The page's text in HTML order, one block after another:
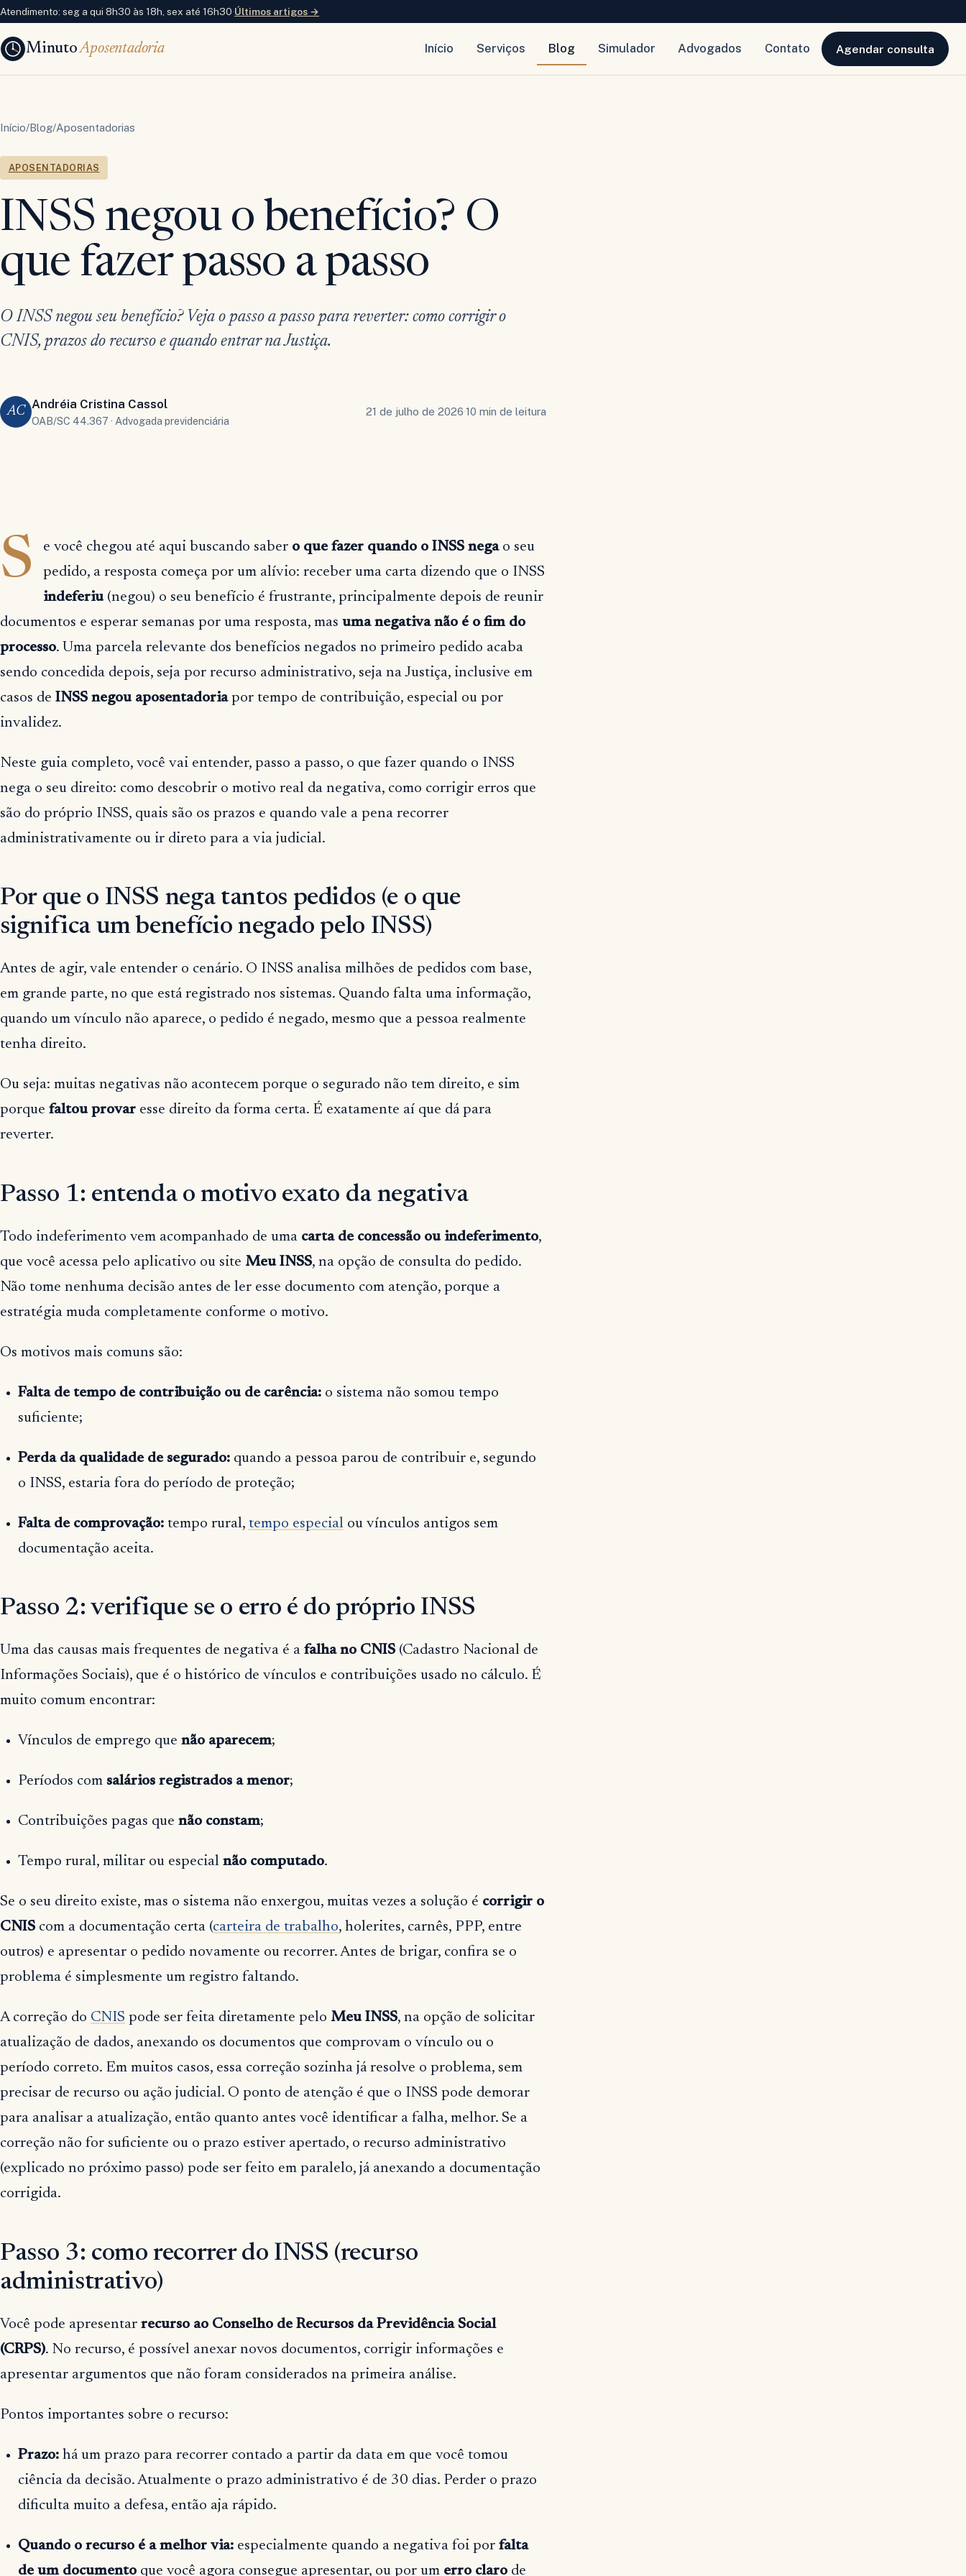
Atendimento: seg a qui 8h30 às 18h, sex até 16h30·Últimos artigos →
MinutoAposentadoria Início Serviços Blog Simulador Advogados Contato Agendar consulta
Início/Blog/Aposentadorias
APOSENTADORIAS
INSS negou o benefício? O
que fazer passo a passo
O INSS negou seu benefício? Veja o passo a passo para reverter: como corrigir o
CNIS, prazos do recurso e quando entrar na Justiça.
AC
Andréia Cristina Cassol
OAB/SC 44.367 · Advogada previdenciária
21 de julho de 2026·10 min de leitura
S e você chegou até aqui buscando saber o que fazer quando o INSS negao seu
pedido, a resposta começa por um alívio: receber uma carta dizendo que o INSS
indeferiu(negou) o seu benefício é frustrante, principalmente depois de reunir
documentos e esperar semanas por uma resposta, mas uma negativa não é o fim do
processo. Uma parcela relevante dos benefícios negados no primeiro pedido acaba
sendo concedida depois, seja por recurso administrativo, seja na Justiça, inclusive em
casos de INSS negou aposentadoriapor tempo de contribuição, especial ou por
invalidez.
Neste guia completo, você vai entender, passo a passo, o que fazer quando o INSS
nega o seu direito: como descobrir o motivo real da negativa, como corrigir erros que
são do próprio INSS, quais são os prazos e quando vale a pena recorrer
administrativamente ou ir direto para a via judicial.
Por que o INSS nega tantos pedidos (e o que
significa um benefício negado pelo INSS)
Antes de agir, vale entender o cenário. O INSS analisa milhões de pedidos com base,
em grande parte, no que está registrado nos sistemas. Quando falta uma informação,
quando um vínculo não aparece, o pedido é negado, mesmo que a pessoa realmente
tenha direito.
Ou seja: muitas negativas não acontecem porque o segurado não tem direito, e sim
porque faltou provar esse direito da forma certa. É exatamente aí que dá para
reverter.
Passo 1: entenda o motivo exato da negativa
Todo indeferimento vem acompanhado de uma carta de concessão ou indeferimento,
que você acessa pelo aplicativo ou site Meu INSS, na opção de consulta do pedido.
Não tome nenhuma decisão antes de ler esse documento com atenção, porque a
estratégia muda completamente conforme o motivo.
Os motivos mais comuns são:
Falta de tempo de contribuição ou de carência:o sistema não somou tempo
suficiente;
Perda da qualidade de segurado:quando a pessoa parou de contribuir e, segundo
o INSS, estaria fora do período de proteção;
Falta de comprovação:tempo rural, tempo especialou vínculos antigos sem
documentação aceita.
Passo 2: verifique se o erro é do próprio INSS
Uma das causas mais frequentes de negativa é a falha no CNIS (Cadastro Nacional de
Informações Sociais), que é o histórico de vínculos e contribuições usado no cálculo. É
muito comum encontrar:
Vínculos de emprego que não aparecem;
Períodos com salários registrados a menor;
Contribuições pagas que não constam;
Tempo rural, militar ou especial não computado.
Se o seu direito existe, mas o sistema não enxergou, muitas vezes a solução é corrigir o
CNIS com a documentação certa (carteira de trabalho, holerites, carnês, PPP, entre
outros) e apresentar o pedido novamente ou recorrer. Antes de brigar, confira se o
problema é simplesmente um registro faltando.
A correção do CNIS pode ser feita diretamente pelo Meu INSS, na opção de solicitar
atualização de dados, anexando os documentos que comprovam o vínculo ou o
período correto. Em muitos casos, essa correção sozinha já resolve o problema, sem
precisar de recurso ou ação judicial. O ponto de atenção é que o INSS pode demorar
para analisar a atualização, então quanto antes você identificar a falha, melhor. Se a
correção não for suficiente ou o prazo estiver apertado, o recurso administrativo
(explicado no próximo passo) pode ser feito em paralelo, já anexando a documentação
corrigida.
Passo 3: como recorrer do INSS (recurso
administrativo)
Você pode apresentar recurso ao Conselho de Recursos da Previdência Social
(CRPS). No recurso, é possível anexar novos documentos, corrigir informações e
apresentar argumentos que não foram considerados na primeira análise.
Pontos importantes sobre o recurso:
Prazo:há um prazo para recorrer contado a partir da data em que você tomou
ciência da decisão. Atualmente o prazo administrativo é de 30 dias. Perder o prazo
dificulta muito a defesa, então aja rápido.
Quando o recurso é a melhor via:especialmente quando a negativa foi por falta
de um documentoque você agora consegue apresentar, ou por um erro clarode